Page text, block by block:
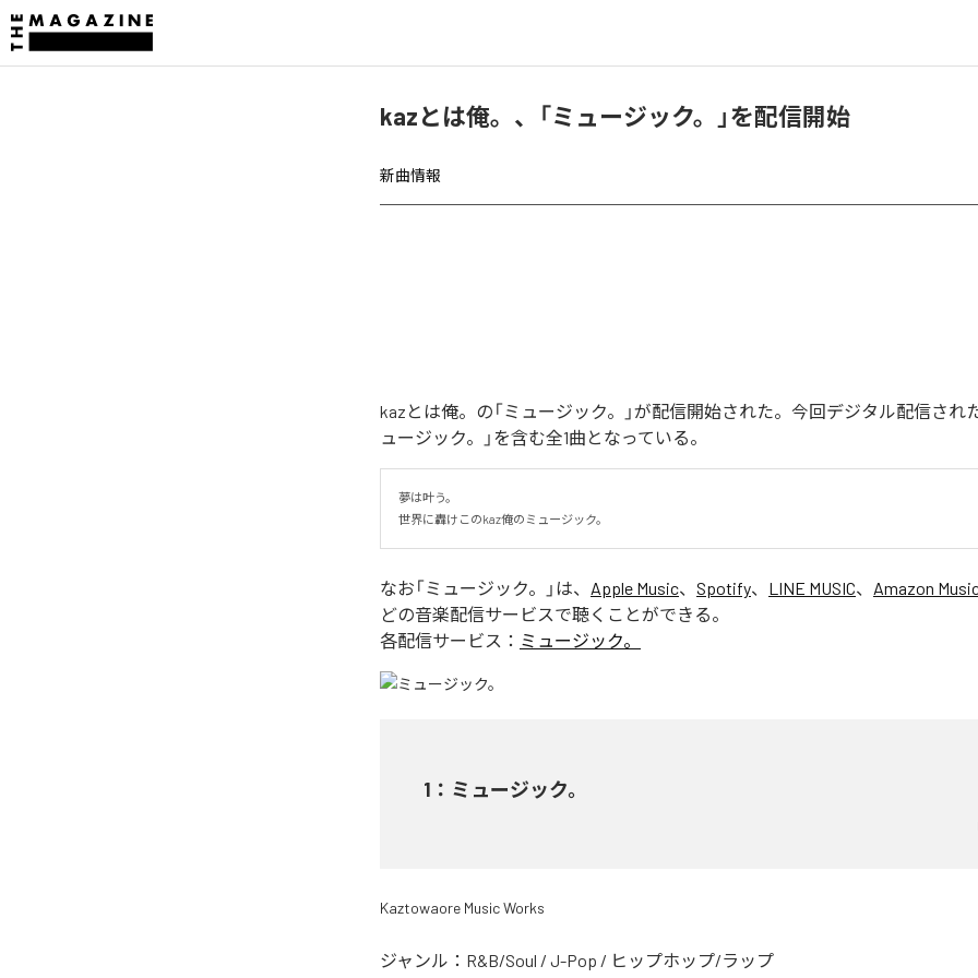
kazとは俺。、「ミュージック。」を配信開始
新曲情報
kazとは俺。の「ミュージック。」が配信開始された。今回デジタル配信され
ュージック。」を含む全1曲となっている。
夢は叶う。
世界に轟けこのkaz俺のミュージック。
なお「ミュージック。 」は、 Apple Music、 Spotify、 LINE MUSIC、 Amazon
どの音楽配信サービスで聴くことができる。
各配信サービス： ミュージック。
1 ： ミュージック。
Kaztowaore Music Works
ジャンル： R&B/Soul / J-Pop / ヒップホップ/ラップ